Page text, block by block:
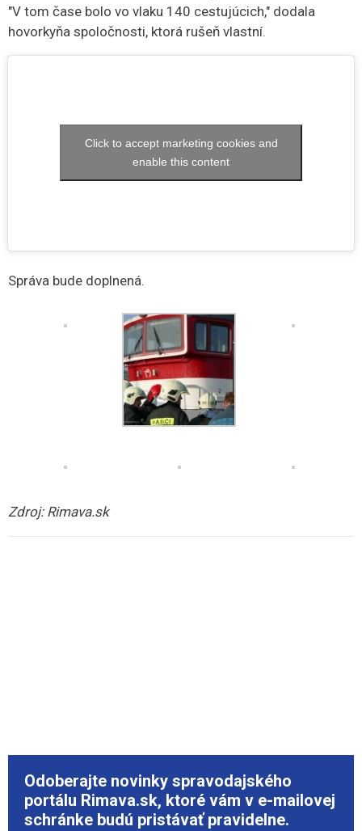
"V tom čase bolo vo vlaku 140 cestujúcich," dodala
hovorkyňa spoločnosti, ktorá rušeň vlastní.
Click to accept marketing cookies and
enable this content
Správa bude doplnená.
Zdroj: Rimava.sk
Odoberajte novinky spravodajského
portálu Rimava.sk, ktoré vám v e-mailovej
schránke budú pristávať pravidelne.